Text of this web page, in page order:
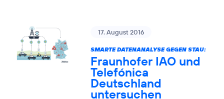
17. August 2016
SMARTE DATENANALYSE GEGEN STAU:
Fraunhofer IAO und
Telefónica
Deutschland
untersuchen